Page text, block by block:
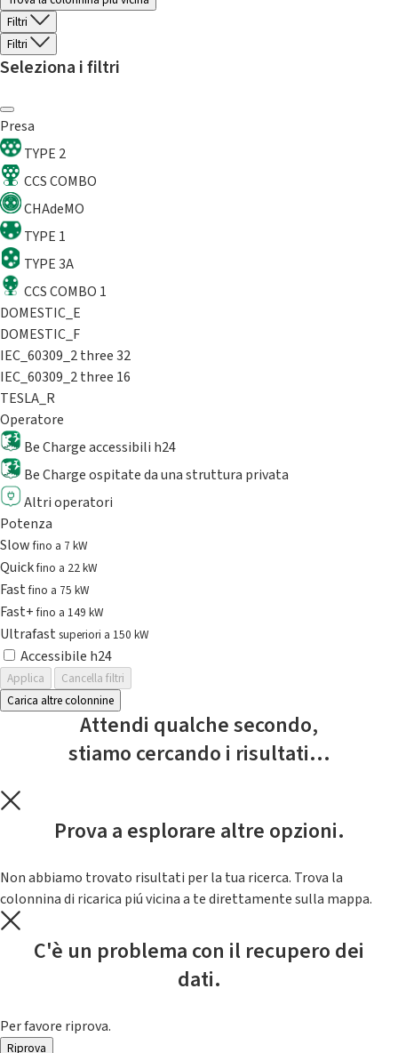
Filtri
Filtri
Seleziona i filtri
Presa
TYPE 2
CCS COMBO
CHAdeMO
TYPE 1
TYPE 3A
CCS COMBO 1
DOMESTIC_E
DOMESTIC_F
IEC_60309_2 three 32
IEC_60309_2 three 16
TESLA_R
Operatore
Be Charge accessibili h24
Be Charge ospitate da una struttura privata
Altri operatori
Potenza
Slowfino a 7 kW
Quickfino a 22 kW
Fastfino a 75 kW
Fast+fino a 149 kW
Ultrafast superiori a 150 kW
Accessibile h24
Applica
Cancella filtri
Carica altre colonnine
Attendi qualche secondo,
stiamo cercando i risultati...
Prova a esplorare altre opzioni.
Non abbiamo trovato risultati per la tua ricerca. Trova la
colonnina di ricarica piú vicina a te direttamente sulla mappa.
C'è un problema con il recupero dei
dati.
Per favore riprova.
Riprova